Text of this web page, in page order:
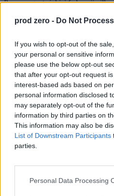
prod zero - Do Not
If you wish to opt-out of the
your personal or sensitive
please use the below opt-out
that after your opt-out request
interest-based ads based on
personal information disclosed
may separately opt-out of the
information by third parties on
This information may also be
List of Downstream Participants
parties.
Personal Data Processing
Prezes argentyńskiej federacji
kariery reprezentacyjnej należy
Aleksandra Cieślik
Dzisiaj 15:47
3 min
Reklama
Reklama